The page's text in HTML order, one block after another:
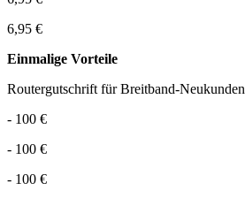
6,95 €
Einmalige Vorteile
Routergutschrift für Breitband-Neukunden
- 100 €
- 100 €
- 100 €